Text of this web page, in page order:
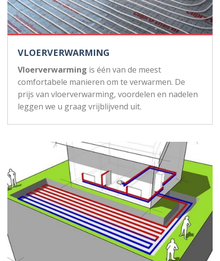
VLOERVERWARMING
Vloerverwarming is één van de meest
comfortabele manieren om te verwarmen. De
prijs van vloerverwarming, voordelen en nadelen
leggen we u graag vrijblijvend uit.